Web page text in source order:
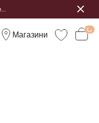
Магазини